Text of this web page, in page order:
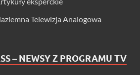
Telewizja Analogowa
– NEWSY Z PROGRAMU TV